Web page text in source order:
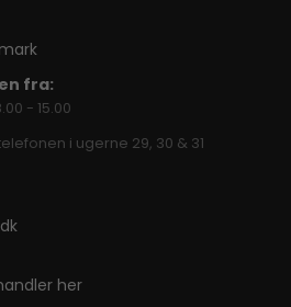
fra:
- 15.00
i ugerne 29, 30 & 31
her